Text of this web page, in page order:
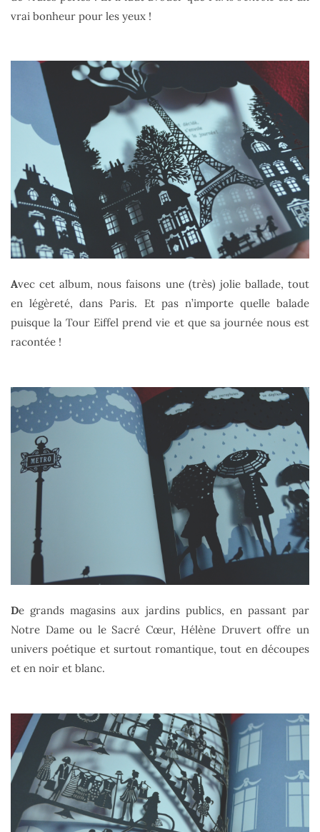
vrai bonheur pour les yeux !
Avec cet album, nous faisons une (très) jolie ballade, tout
en légèreté, dans Paris. Et pas n’importe quelle balade
puisque la Tour Eiffel prend vie et que sa journée nous est
racontée !
De grands magasins aux jardins publics, en passant par
Notre Dame ou le Sacré Cœur, Hélène Druvert offre un
univers poétique et surtout romantique, tout en découpes
et en noir et blanc.